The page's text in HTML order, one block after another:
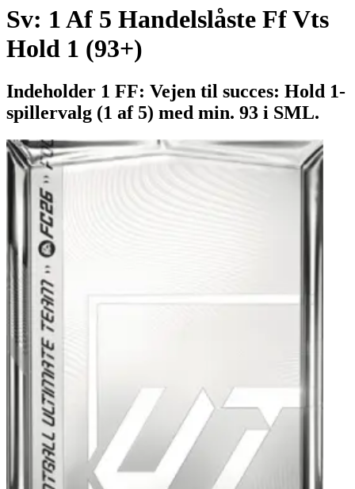
Sv: 1 Af 5 Handelslåste Ff Vts
Hold 1 (93+)
Indeholder 1 FF: Vejen til succes: Hold 1-
spillervalg (1 af 5) med min. 93 i SML.